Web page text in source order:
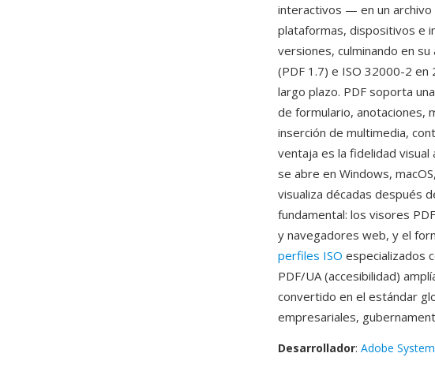
interactivos — en un
plataformas, dispositivos e
versiones, culminando en
(PDF 1.7) e ISO 32000-2
largo plazo. PDF soporta
de formulario, anotaciones,
inserción de multimedia,
ventaja es la fidelidad
se abre en Windows,
visualiza décadas después
fundamental: los visores
y navegadores web, y el
perfiles ISO especializados
PDF/UA (accesibilidad)
convertido en el estándar
empresariales,
Desarrollador: Adobe